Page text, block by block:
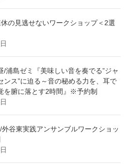
の見逃せないワークショップ＜2選
/浦島ゼミ『美味しい音を奏でる”ジャ
ンス”に迫る～音の秘める力を、耳で
を腑に落とす2時間』※予約制
谷東実践アンサンブルワークショッ